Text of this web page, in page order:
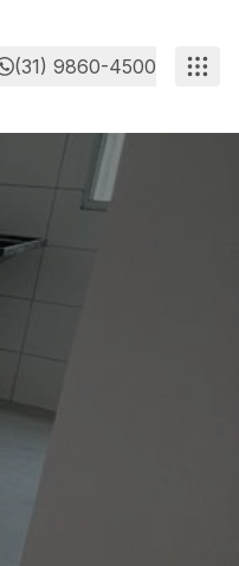
(31) 9860-4500